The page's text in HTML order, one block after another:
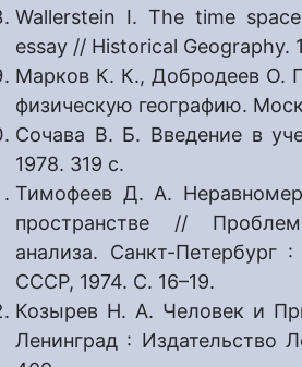
Wallerstein I. The time
essay // Historical Geography.
Марков К. К., Добродеев О.
физическую географию.
Сочава В. Б. Введение в
1978. 319 с.
Тимофеев Д. А.
пространстве //
анализа. Санкт-Петербург
СССР, 1974. С. 16–19.
Козырев Н. А. Человек и
Ленинград : Издательство